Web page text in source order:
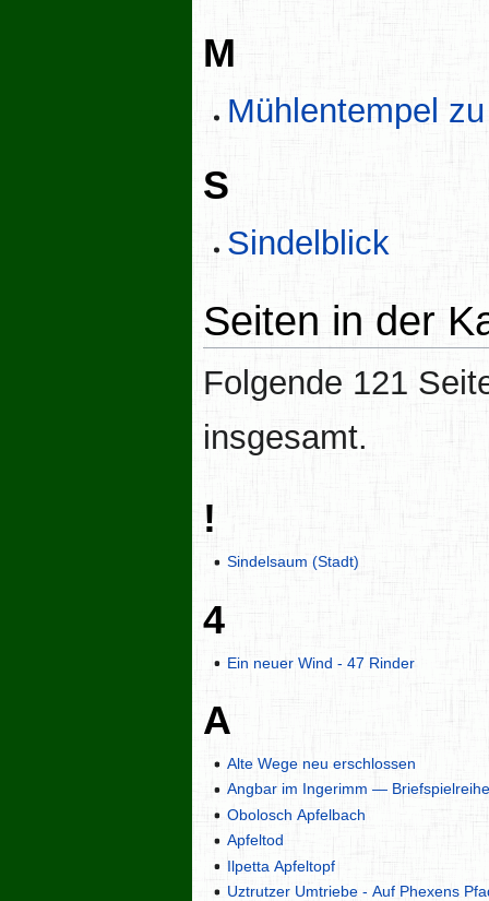
M
Mühlentempel
S
Sindelblick
Seiten in der
Folgende 121
insgesamt.
!
Sindelsaum (Stadt)
4
Ein neuer Wind - 47 Rinder
A
Alte Wege neu erschlossen
Angbar im Ingerimm —
Obolosch Apfelbach
Apfeltod
Ilpetta Apfeltopf
Uztrutzer Umtriebe - Auf Phexens